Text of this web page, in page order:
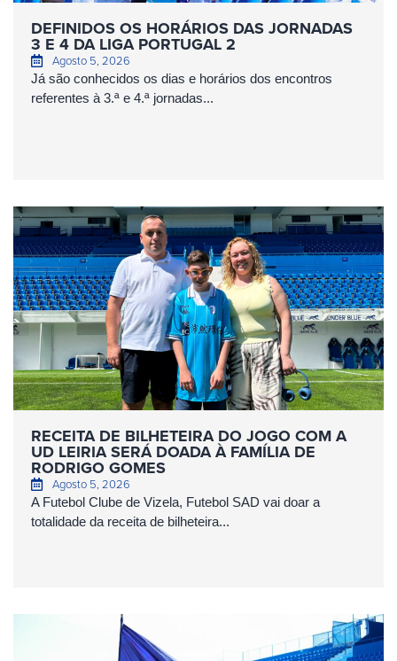
DEFINIDOS OS HORÁRIOS DAS JORNADAS
3 E 4 DA LIGA PORTUGAL 2
Agosto 5, 2026
Já são conhecidos os dias e horários dos encontros
referentes à 3.ª e 4.ª jornadas...
RECEITA DE BILHETEIRA DO JOGO COM A
UD LEIRIA SERÁ DOADA À FAMÍLIA DE
RODRIGO GOMES
Agosto 5, 2026
A Futebol Clube de Vizela, Futebol SAD vai doar a
totalidade da receita de bilheteira...